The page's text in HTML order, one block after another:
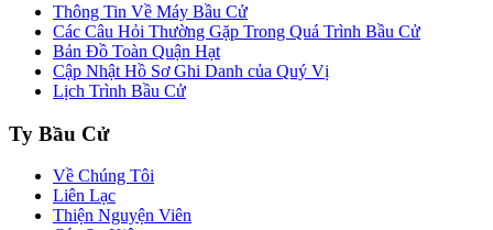
Thông Tin Về Máy Bầu Cử
Các Câu Hỏi Thường Gặp Trong Quá Trình Bầu Cử
Bản Đồ Toàn Quận Hạt
Cập Nhật Hồ Sơ Ghi Danh của Quý Vị
Lịch Trình Bầu Cử
Ty Bầu Cử
Về Chúng Tôi
Liên Lạc
Thiện Nguyện Viên